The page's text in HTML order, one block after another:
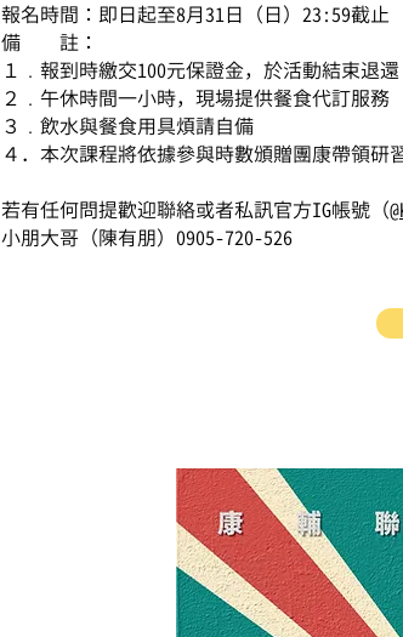
報名時間：即日起至8月31日（日）23:59截止
備 註：
１﹒報到時繳交100元保證金，於活動結束退還
２﹒午休時間一小時，現場提供餐食代訂服務
３﹒飲水與餐食用具煩請自備
４．本次課程將依據參與時數頒贈團康帶領研
若有任何問提歡迎聯絡或者私訊官方IG帳號（
小朋大哥（陳有朋）0905-720-526